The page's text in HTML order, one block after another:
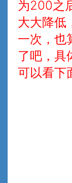
为200之
大大降低
一次，也
了吧，具
可以看下